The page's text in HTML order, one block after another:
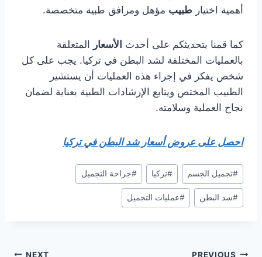
أهمية اختيار طبيب مؤهل ومرافق طبية متخصصة.
كما قمنا بتحديثكم على أحدث الأسعار
المتعلقة
بالعمليات المختلفة لشد البطن في تركيا. يجب على كل
شخص يفكر في إجراء هذه العمليات أن يستشير
الطبيب المختص ويتابع الإرشادات الطبية بعناية لضمان
نجاح العملية وسلامته.
احصل على عروض أسعار شد البطن في تركيا
Post
Tags:
#تجميل الجسم #تركيا #جراحة التجميل
#شد البطن #عمليات التجميل
PREVIOUS
NEXT